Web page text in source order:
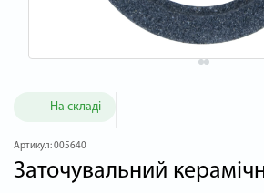
На складі
Артикул:005640
Заточувальний